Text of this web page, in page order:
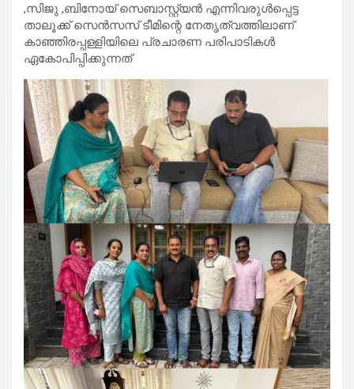
,സിജു ,ബിനോയ് സെബാസ്റ്റ്യൻ എന്നിവരുൾപ്പെട്ട
താലൂക്ക് സെൻസസ് ടീമിന്റെ നേതൃത്വത്തിലാണ്
കാഞ്ഞിരപ്പള്ളിയിലെ പ്രചാരണ പരിപാടികൾ
ഏകോപിപ്പിക്കുന്നത്